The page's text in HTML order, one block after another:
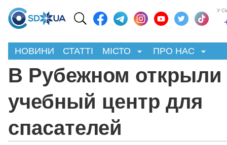
У
НОВИНИ СТАТТІ МІСТО ПРО НАС
В Рубежном открыли
учебный центр для
спасателей